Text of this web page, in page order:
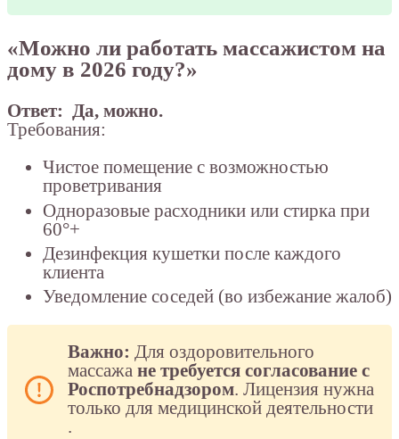
«Можно ли работать массажистом на
дому в 2026 году?»
Ответ: Да, можно.
Требования:
Чистое помещение с возможностью
проветривания
Одноразовые расходники или стирка при
60°+
Дезинфекция кушетки после каждого
клиента
Уведомление соседей (во избежание жалоб)
Важно: Для оздоровительного
массажа не требуется согласование с
Роспотребнадзором. Лицензия нужна
только для медицинской деятельности
.